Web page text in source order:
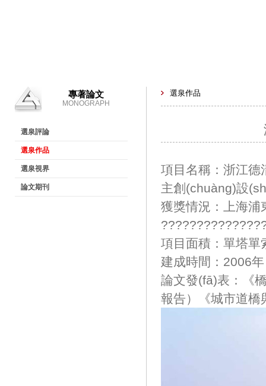
專著論文
MONOGRAPH
選泉評論
選泉作品
選泉視界
論文期刊
選泉作品
項目名稱：浙江德
主創(chuàng)設
獲獎情況：上海浦
項目面積：單塔單
建成時間：2006年
論文發(fā)表：《
報告）《城市道